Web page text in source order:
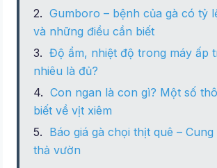
Gumboro – bệnh của gà có tỷ
và những điều cần biết
Độ ẩm, nhiệt độ trong máy ấp
nhiêu là đủ?
Con ngan là con gì? Một số
biết về vịt xiêm
Báo giá gà chọi thịt quê –
thả vườn